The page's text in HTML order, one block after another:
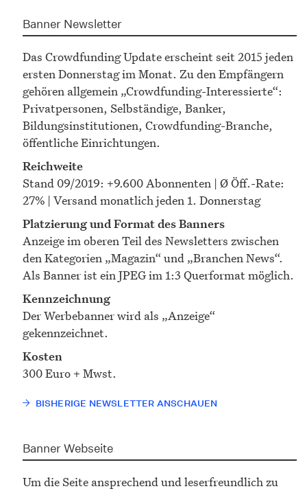
Banner Newsletter
Das Crowdfunding Update erscheint seit 2015 jeden
ersten Donnerstag im Monat. Zu den Empfängern
gehören allgemein „Crowdfunding-Interessierte“:
Privatpersonen, Selbständige, Banker,
Bildungsinstitutionen, Crowdfunding-Branche,
öffentliche Einrichtungen.
Reichweite
Stand 09/2019: +9.600 Abonnenten | Ø Öff.-Rate:
27% | Versand monatlich jeden 1. Donnerstag
Platzierung und Format des Banners
Anzeige im oberen Teil des Newsletters zwischen
den Kategorien „Magazin“ und „Branchen News“.
Als Banner ist ein JPEG im 1:3 Querformat möglich.
Kennzeichnung
Der Werbebanner wird als „Anzeige“
gekennzeichnet.
Kosten
300 Euro + Mwst.
BISHERIGE NEWSLETTER ANSCHAUEN
Banner Webseite
Um die Seite ansprechend und leserfreundlich zu